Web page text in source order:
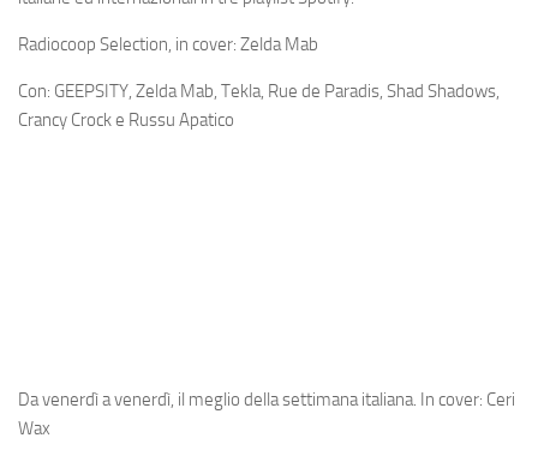
Radiocoop Selection, in cover: Zelda Mab
Con: GEEPSITY, Zelda Mab, Tekla, Rue de Paradis, Shad Shadows,
Crancy Crock e Russu Apatico
Da venerdì a venerdì, il meglio della settimana italiana. In cover: Ceri
Wax